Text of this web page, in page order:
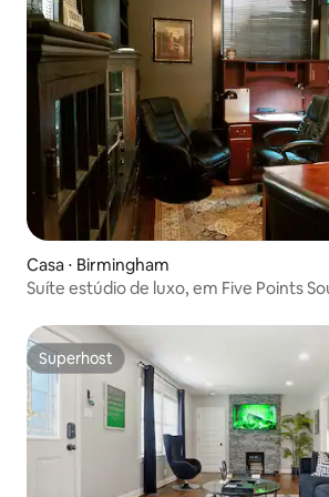
Casa ⋅ Birmingham
Suíte estúdio de luxo, em Five Points
Superhost
Superhost